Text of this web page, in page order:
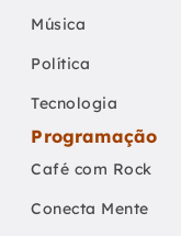
Música
Política
Tecnologia
Programação
Café com Rock
Conecta Mente